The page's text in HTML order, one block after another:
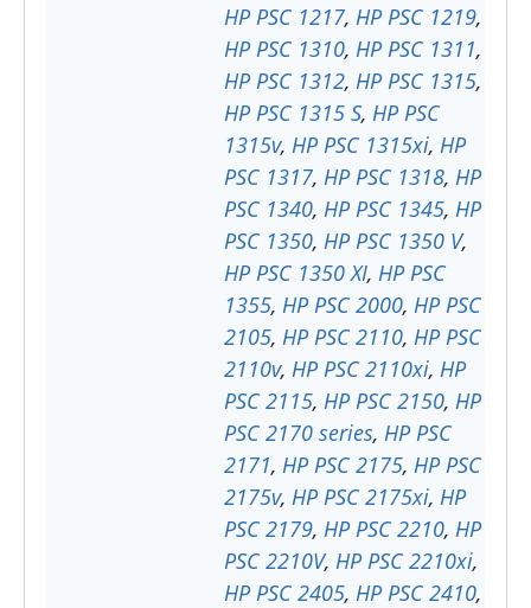
HP PSC 1217, HP PSC 1219,
HP PSC 1310, HP PSC 1311,
HP PSC 1312, HP PSC 1315,
HP PSC 1315 S, HP PSC
1315v, HP PSC 1315xi, HP
PSC 1317, HP PSC 1318, HP
PSC 1340, HP PSC 1345, HP
PSC 1350, HP PSC 1350 V,
HP PSC 1350 XI, HP PSC
1355, HP PSC 2000, HP PSC
2105, HP PSC 2110, HP PSC
2110v, HP PSC 2110xi, HP
PSC 2115, HP PSC 2150, HP
PSC 2170 series, HP PSC
2171, HP PSC 2175, HP PSC
2175v, HP PSC 2175xi, HP
PSC 2179, HP PSC 2210, HP
PSC 2210V, HP PSC 2210xi,
HP PSC 2405, HP PSC 2410,